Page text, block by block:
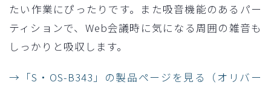
たい作業にぴったりです。また吸音機能のあるパー
ティションで、Web会議時に気になる周囲の雑音も
しっかりと吸収します。
→「S・OS-B343」の製品ページを見る（オリバー